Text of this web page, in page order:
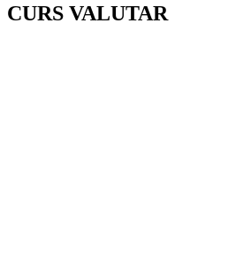
CURS VALUTAR